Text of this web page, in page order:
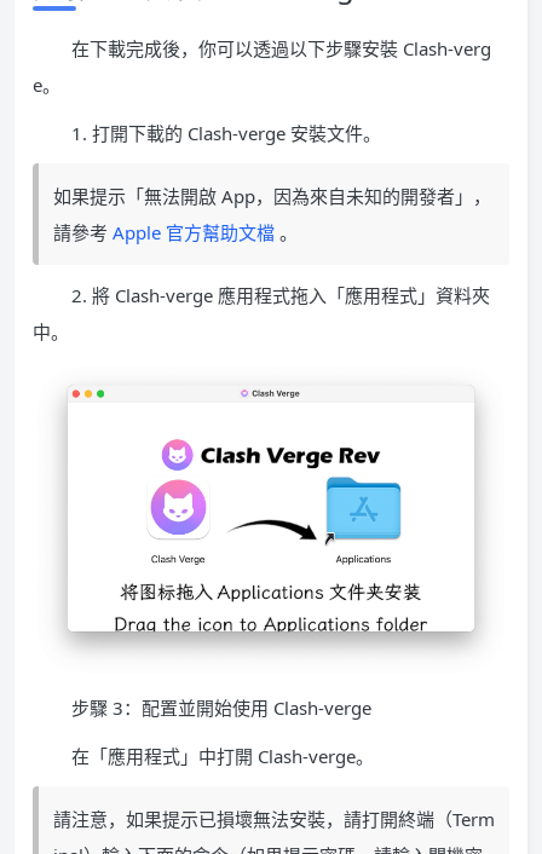
在下載完成後，你可以透過以下步驟安裝 Clash-verg
e。
1. 打開下載的 Clash-verge 安裝文件。
如果提示「無法開啟 App，因為來自未知的開發者」，
請參考 Apple 官方幫助文檔 。
2. 將 Clash-verge 應用程式拖入「應用程式」資料夾
中。
步驟 3：配置並開始使用 Clash-verge
在「應用程式」中打開 Clash-verge。
請注意，如果提示已損壞無法安裝，請打開終端（Term